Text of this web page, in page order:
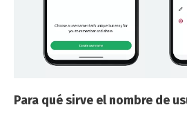
Para qué sirve el nombre de